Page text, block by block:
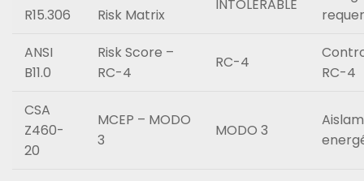
R15.306
Risk Matrix
INTOLERABLE
ANSI
B11.0
Risk Score –
RC-4
RC-4
RC-4
CSA
Z460-
20
MCEP – MODO
3
MODO 3